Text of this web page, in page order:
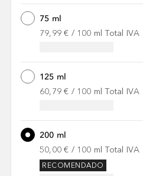
75 ml
79,99 € / 100 ml Total IVA
125 ml
60,79 € / 100 ml Total IVA
200 ml
50,00 € / 100 ml Total IVA
RECOMENDADO